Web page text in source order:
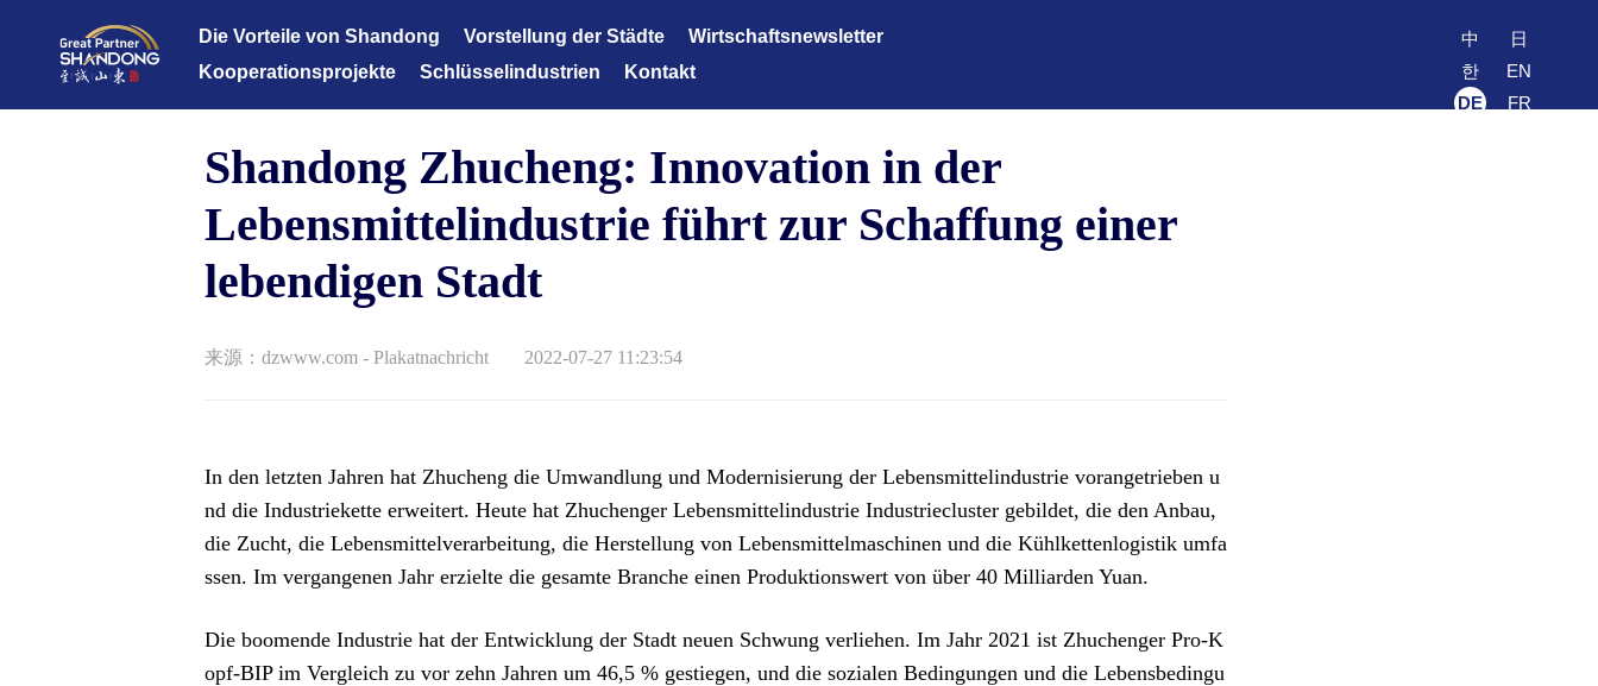
Die Vorteile von Shandong Vorstellung der Städte Wirtschaftsnewsletter
Kooperationsprojekte
Datenbank für Kooperationsprojekte
Schlüsselindustrien
Informationstechnologie der neuen Generation
Fortgeschrittene Ausrüstungen
erneuerbare Energien und neue Materialien
Moderne Ozeane
Gesundheitspflege und medizinische Versorgung
Moderne Finanzdienstleistungen
Moderne Leichtindustrie Textilindustrie
Kontakt
中
日
한
EN
DE
FR
Shandong Zhucheng: Innovation in der
Lebensmittelindustrie führt zur Schaffung einer
lebendigen Stadt
来源：dzwww.com - Plakatnachricht 2022-07-27 11:23:54
In den letzten Jahren hat Zhucheng die Umwandlung und Modernisierung der Lebensmittelindustrie vorangetrieben u
nd die Industriekette erweitert. Heute hat Zhuchenger Lebensmittelindustrie Industriecluster gebildet, die den Anbau,
die Zucht, die Lebensmittelverarbeitung, die Herstellung von Lebensmittelmaschinen und die Kühlkettenlogistik umfa
ssen. Im vergangenen Jahr erzielte die gesamte Branche einen Produktionswert von über 40 Milliarden Yuan.
Die boomende Industrie hat der Entwicklung der Stadt neuen Schwung verliehen. Im Jahr 2021 ist Zhuchenger Pro-K
opf-BIP im Vergleich zu vor zehn Jahren um 46,5 % gestiegen, und die sozialen Bedingungen und die Lebensbedingu